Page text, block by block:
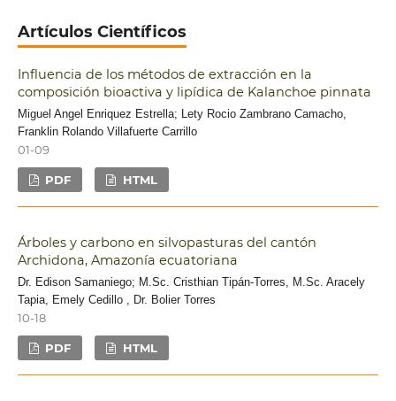
Artículos Científicos
Influencia de los métodos de extracción en la
composición bioactiva y lipídica de Kalanchoe pinnata
Miguel Angel Enriquez Estrella; Lety Rocio Zambrano Camacho,
Franklin Rolando Villafuerte Carrillo
01-09
PDF HTML
Árboles y carbono en silvopasturas del cantón
Archidona, Amazonía ecuatoriana
Dr. Edison Samaniego; M.Sc. Cristhian Tipán-Torres, M.Sc. Aracely
Tapia, Emely Cedillo , Dr. Bolier Torres
10-18
PDF HTML